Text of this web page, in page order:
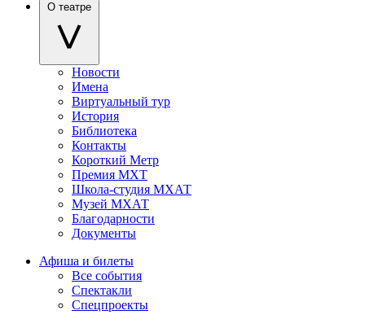
О театре
Новости
Имена
Виртуальный тур
История
Библиотека
Контакты
Короткий Метр
Премия МХТ
Школа-студия МХАТ
Музей МХАТ
Благодарности
Документы
Афиша и билеты
Все события
Спектакли
Спецпроекты